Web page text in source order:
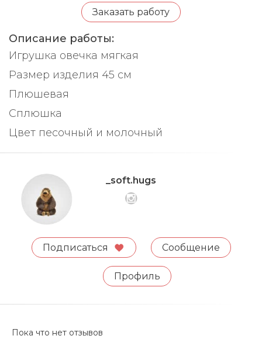
Заказать работу
Описание работы:
Игрушка овечка мягкая
Размер изделия 45 см
Плюшевая
Сплюшка
Цвет песочный и молочный
_soft.hugs
Подписаться Сообщение
Профиль
Пока что нет отзывов